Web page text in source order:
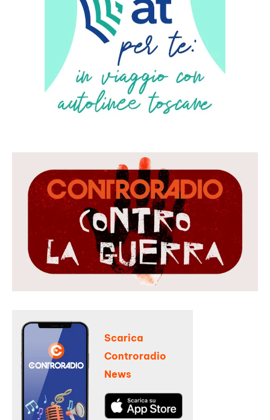
Scarica
Controradio
News